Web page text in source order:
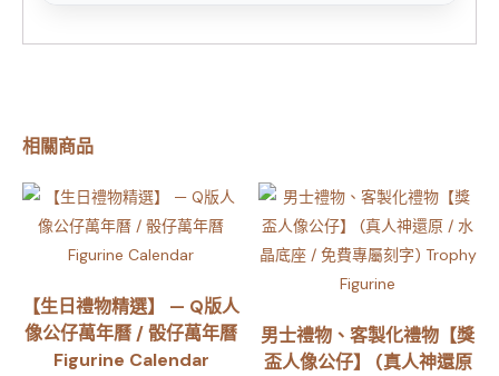
相關商品
【生日禮物精選】 — Q版人
像公仔萬年曆 / 骰仔萬年曆
Figurine Calendar
男士禮物、客製化禮物【獎
盃人像公仔】 (真人神還原